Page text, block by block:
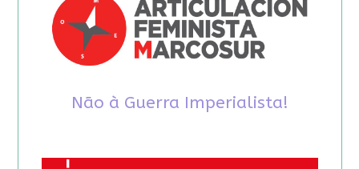
Não à Guerra Imperialista!